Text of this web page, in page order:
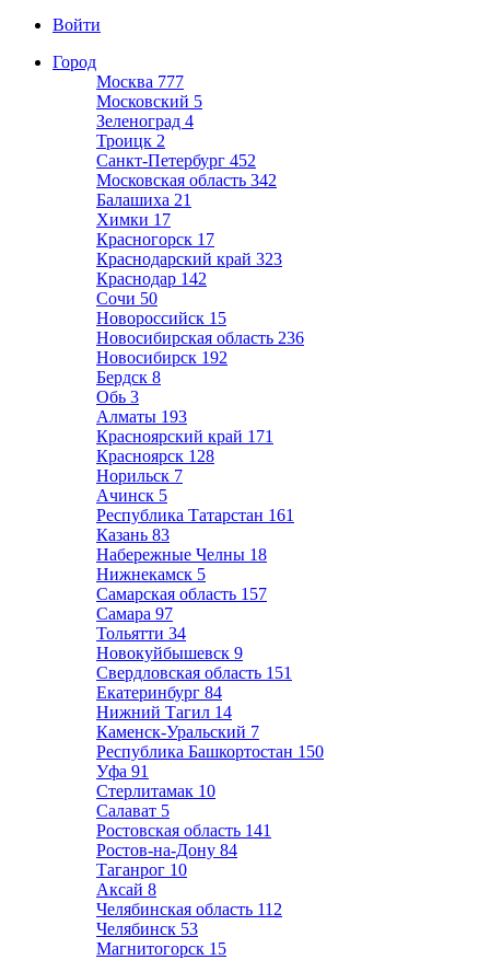
Войти
Город
Москва 777
Московский 5
Зеленоград 4
Троицк 2
Санкт-Петербург 452
Московская область 342
Балашиха 21
Химки 17
Красногорск 17
Краснодарский край 323
Краснодар 142
Сочи 50
Новороссийск 15
Новосибирская область 236
Новосибирск 192
Бердск 8
Обь 3
Алматы 193
Красноярский край 171
Красноярск 128
Норильск 7
Ачинск 5
Республика Татарстан 161
Казань 83
Набережные Челны 18
Нижнекамск 5
Самарская область 157
Самара 97
Тольятти 34
Новокуйбышевск 9
Свердловская область 151
Екатеринбург 84
Нижний Тагил 14
Каменск-Уральский 7
Республика Башкортостан 150
Уфа 91
Стерлитамак 10
Салават 5
Ростовская область 141
Ростов-на-Дону 84
Таганрог 10
Аксай 8
Челябинская область 112
Челябинск 53
Магнитогорск 15